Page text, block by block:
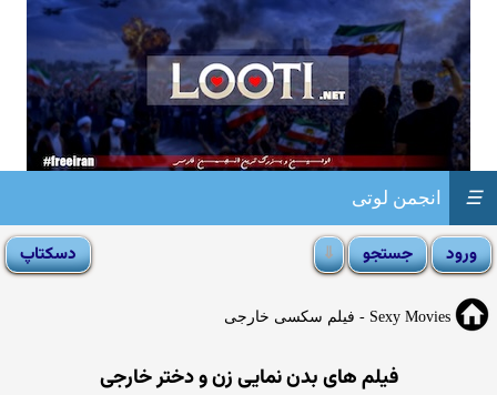
انجمن لوتی ☰
Sexy Movies - فیلم سکسی خارجی
فیلم های بدن نمایی زن و دختر خارجی